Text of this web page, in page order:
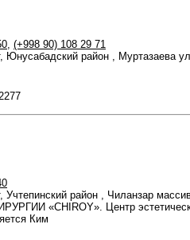
, (+998 90) 108 29 71
Юнусабадский район , Муртазаева
Учтепинский район , Чиланзар
«CHIROY». Центр
Ким